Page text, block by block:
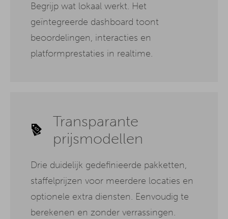
Begrijp wat lokaal werkt. Het
geïntegreerde dashboard toont
beoordelingen, interacties en
platformprestaties in realtime.
Transparante
prijsmodellen
Drie duidelijk gedefinieerde pakketten,
staffelprijzen voor meerdere locaties en
optionele extra diensten. Eenvoudig te
berekenen en zonder verrassingen.